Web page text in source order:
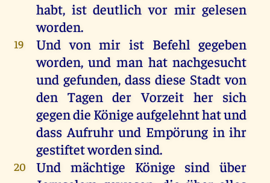
habt, ist deutlich vor mir gelesen
worden.
19 Und von mir ist Befehl gegeben
worden,und man hatnachgesucht
und gefunden, dassdiese Stadt von
den Tagen der Vorzeit her sich
gegendie Königeaufgelehnthatund
dass Aufruhr und Empörung in ihr
gestiftetwordensind.
20 Und mächtige Könige sind über